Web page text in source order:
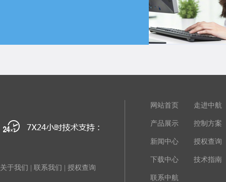
关于我们 联系我们 授权查询
网站首页 走进中航
产品展示 控制方案
新闻中心 授权查询
下载中心 技术指南
联系中航